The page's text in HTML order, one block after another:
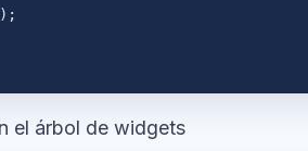
el árbol de widgets